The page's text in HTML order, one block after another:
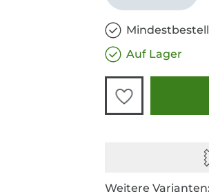
Auf Lager
Weitere Varianten: